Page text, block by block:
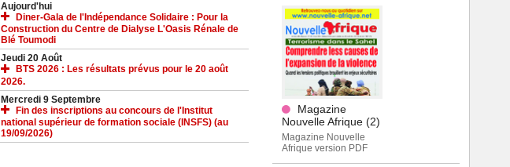
Aujourd'hui
Diner-Gala de l'Indépendance Solidaire : Pour la
Construction du Centre de Dialyse L'Oasis Rénale de
Blé Toumodi
Jeudi 20 Août
BTS 2026 : Les résultats prévus pour le 20 août
2026.
Mercredi 9 Septembre
Fin des inscriptions au concours de l'Institut
national supérieur de formation sociale (INSFS) (au
19/09/2026)
Magazine
Nouvelle Afrique (2)
Magazine Nouvelle
Afrique version PDF